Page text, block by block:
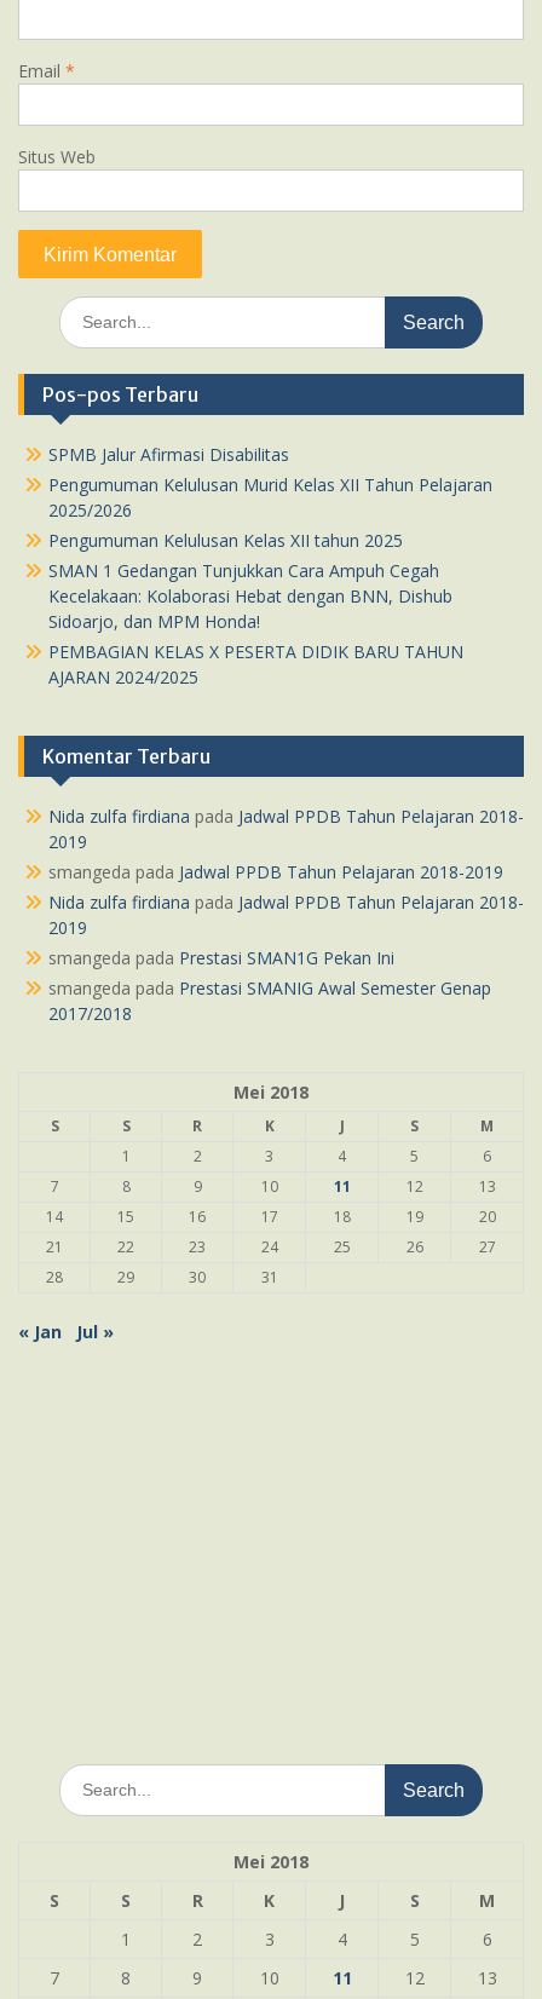
Email *
Situs Web
Search
for:
Pos-pos Terbaru
SPMB Jalur Afirmasi Disabilitas
Pengumuman Kelulusan Murid Kelas XII Tahun Pelajaran
2025/2026
Pengumuman Kelulusan Kelas XII tahun 2025
SMAN 1 Gedangan Tunjukkan Cara Ampuh Cegah
Kecelakaan: Kolaborasi Hebat dengan BNN, Dishub
Sidoarjo, dan MPM Honda!
PEMBAGIAN KELAS X PESERTA DIDIK BARU TAHUN
AJARAN 2024/2025
Komentar Terbaru
Nida zulfa firdiana pada Jadwal PPDB Tahun Pelajaran 2018-
2019
smangeda pada Jadwal PPDB Tahun Pelajaran 2018-2019
Nida zulfa firdiana pada Jadwal PPDB Tahun Pelajaran 2018-
2019
smangeda pada Prestasi SMAN1G Pekan Ini
smangeda pada Prestasi SMANIG Awal Semester Genap
2017/2018
Mei 2018
S S R K J S
M
1
2 3 4 5
6
7
8 9 10 11 12
13
14
15 16 17 18 19
20
21
22 23 24 25 26
27
28
29 30 31
« Jan Jul »
Search
for:
Mei 2018
S
S R K J S
M
1
2 3 4 5
6
7
8 9 10 11 12
13